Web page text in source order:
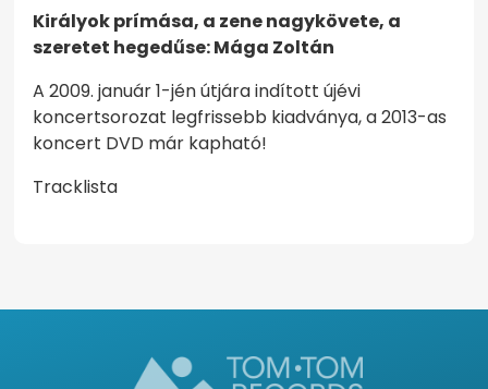
Királyok prímása, a zene nagykövete, a
szeretet hegedűse: Mága Zoltán
A 2009. január 1-jén útjára indított újévi
koncertsorozat legfrissebb kiadványa, a 2013-as
koncert DVD már kapható!
Tracklista